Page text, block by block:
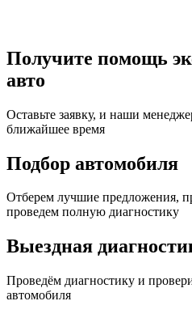
Получите помощь
авто
Оставьте заявку, и наши
ближайшее время
Подбор автомобиля
Отберем лучшие предложения,
проведем полную диагностику
Выездная
Проведём диагностику и
автомобиля